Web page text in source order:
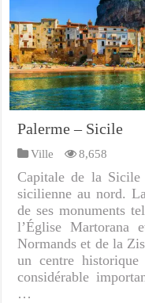
Palerme – Sicile
Ville 8,658
Capitale de la
sicilienne au nord.
de ses monuments
l’Église Martorana
Normands et de la
un centre
considérable
…